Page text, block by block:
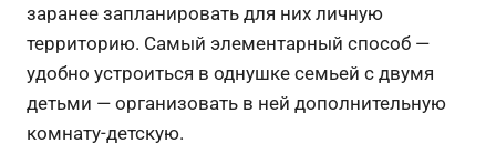
заранее запланировать для них личную
территорию. Самый элементарный способ —
удобно устроиться в однушке семьей с двумя
детьми — организовать в ней дополнительную
комнату-детскую.